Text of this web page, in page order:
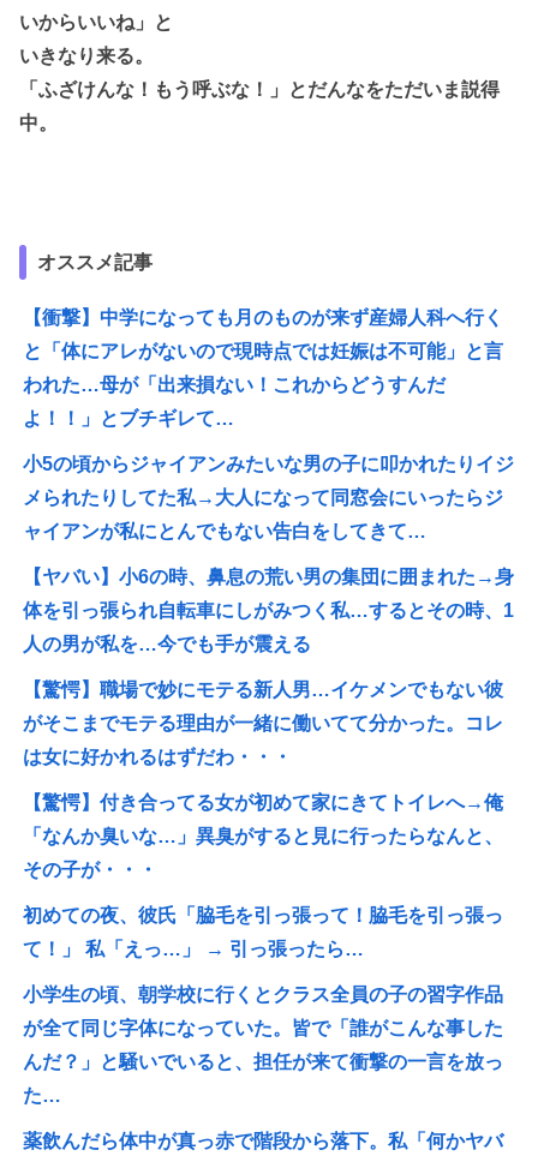
いからいいね」と
いきなり来る。
「ふざけんな！もう呼ぶな！」とだんなをただいま説得
中。
オススメ記事
【衝撃】中学になっても月のものが来ず産婦人科へ行く
と「体にアレがないので現時点では妊娠は不可能」と言
われた…母が「出来損ない！これからどうすんだ
よ！！」とブチギレて…
小5の頃からジャイアンみたいな男の子に叩かれたりイジ
メられたりしてた私→大人になって同窓会にいったらジ
ャイアンが私にとんでもない告白をしてきて…
【ヤバい】小6の時、鼻息の荒い男の集団に囲まれた→身
体を引っ張られ自転車にしがみつく私…するとその時、1
人の男が私を…今でも手が震える
【驚愕】職場で妙にモテる新人男…イケメンでもない彼
がそこまでモテる理由が一緒に働いてて分かった。コレ
は女に好かれるはずだわ・・・
【驚愕】付き合ってる女が初めて家にきてトイレへ→俺
「なんか臭いな…」異臭がすると見に行ったらなんと、
その子が・・・
初めての夜、彼氏「脇毛を引っ張って！脇毛を引っ張っ
て！」 私「えっ…」 → 引っ張ったら…
小学生の頃、朝学校に行くとクラス全員の子の習字作品
が全て同じ字体になっていた。皆で「誰がこんな事した
んだ？」と騒いでいると、担任が来て衝撃の一言を放っ
た…
薬飲んだら体中が真っ赤で階段から落下。私「何かヤバ